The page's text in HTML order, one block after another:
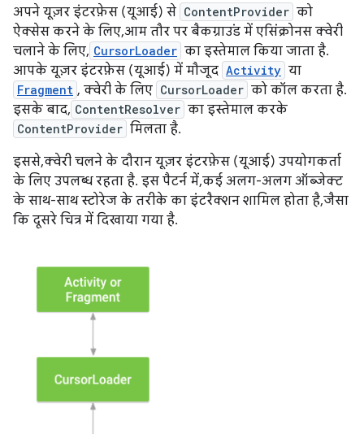
अपने यूज़र इंटरफ़ेस (यूआई) से ContentProvider को
ऐक्सेस करने के लिए, आम तौर पर बैकग्राउंड में एसिंक्रोनस क्वेरी
चलाने के लिए, CursorLoader का इस्तेमाल किया जाता है.
आपके यूज़र इंटरफ़ेस (यूआई) में मौजूद Activity या
Fragment , क्वेरी के लिए CursorLoader को कॉल करता है.
इसके बाद, ContentResolver का इस्तेमाल करके
ContentProvider मिलता है.
इससे, क्वेरी चलने के दौरान यूज़र इंटरफ़ेस (यूआई) उपयोगकर्ता
के लिए उपलब्ध रहता है. इस पैटर्न में, कई अलग-अलग ऑब्जेक्ट
के साथ-साथ स्टोरेज के तरीके का इंटरैक्शन शामिल होता है, जैसा
कि दूसरे चित्र में दिखाया गया है.